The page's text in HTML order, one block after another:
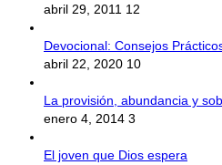
abril 29, 2011 12
Devocional: Consejos
abril 22, 2020 10
La provisión, abundancia y
enero 4, 2014 3
El joven que Dios espera